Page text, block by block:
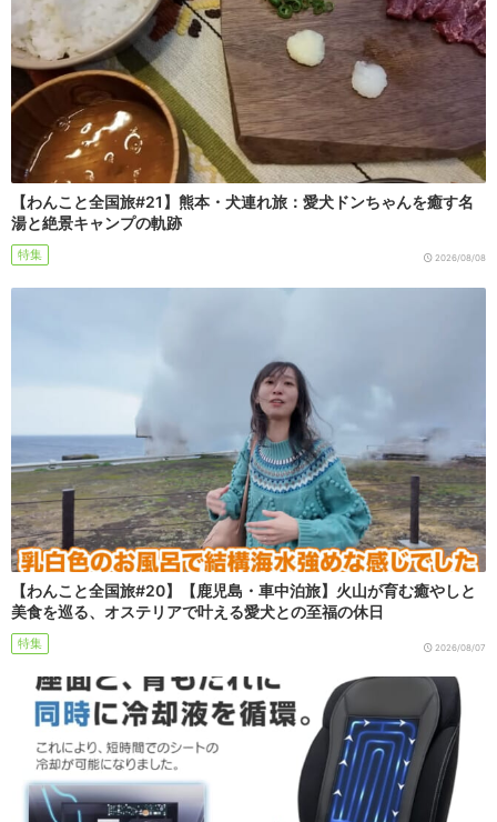
【わんこと全国旅#21】熊本・犬連れ旅：愛犬ドンちゃんを癒す名
湯と絶景キャンプの軌跡
特集 2026/08/08
【わんこと全国旅#20】【鹿児島・車中泊旅】火山が育む癒やしと
美食を巡る、オステリアで叶える愛犬との至福の休日
特集 2026/08/07